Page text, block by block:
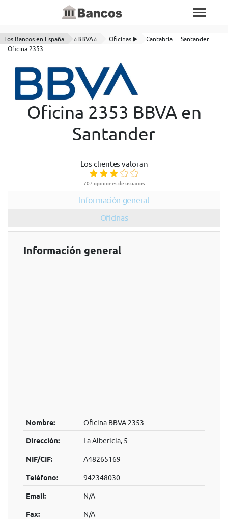
Los Bancos en España ⭐BBVA⭐ Oficinas ▶️ Cantabria
Santander
Oficina 2353
Oficina 2353 BBVA en
Santander
Los clientes valoran
707 opiniones de usuarios
Información general
Oficinas
Información general
Nombre: Oficina BBVA 2353
Dirección: La Albericia, 5
NIF/CIF: A48265169
Teléfono: 942348030
Email: N/A
Fax: N/A